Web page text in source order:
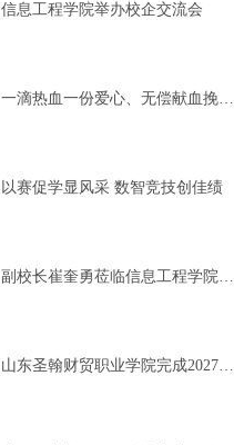
信息工程学院举办校企交流会
一滴热血一份爱心、无偿献血挽救生命|我校在2025
以赛促学显风采 数智竞技创佳绩
副校长崔奎勇莅临信息工程学院指导山东省职业院
山东圣翰财贸职业学院完成2027届学生岗前实训实